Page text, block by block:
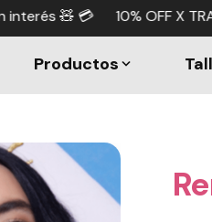
💵 • 3 cuotas sin
Productos